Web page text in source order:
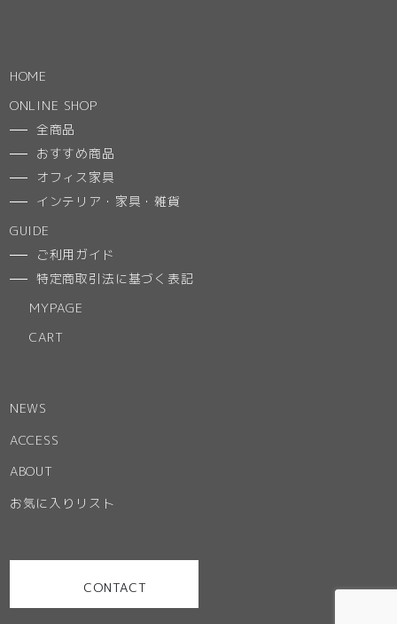
HOME
ONLINE SHOP
全商品
おすすめ商品
オフィス家具
インテリア・家具・雑貨
GUIDE
ご利用ガイド
特定商取引法に基づく表記
MYPAGE
CART
NEWS
ACCESS
ABOUT
お気に入りリスト
CONTACT